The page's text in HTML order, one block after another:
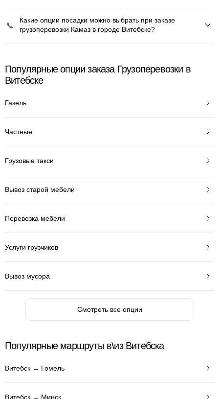
Какие опции посадки можно выбрать при заказе
грузоперевозки Камаз в городе Витебске?
Популярные опции заказа Грузоперевозки в
Витебске
Газель
Частные
Грузовые такси
Вывоз старой мебели
Перевозка мебели
Услуги грузчиков
Вывоз мусора
Смотреть все опции
Популярные маршруты в\из Витебска
Витебск → Гомель
Витебск → Минск